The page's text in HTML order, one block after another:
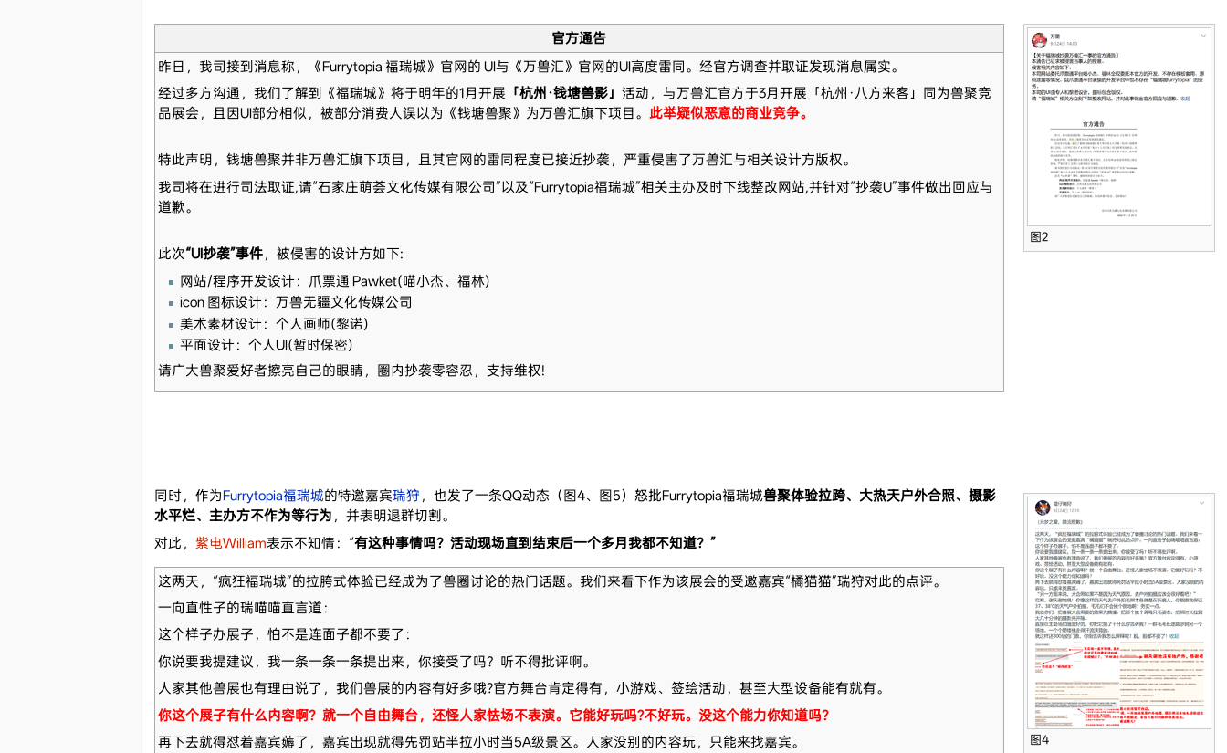
图2
官方通告
昨日，我司接到消息称，《Furrytopia 福瑞城》官网的 UI与《万兽汇》官网的UI高度雷同。经官方调查并取证发现消息属实。
经过多方沟通，我们了解到《福瑞城》将于明年的1月开展 「杭州·钱塘兽影」 活动，与万兽汇官方于3月开展「杭州·八方来客」同为兽聚竞
品展会，且因UI部分相似，被部分消费人误以为《钱塘兽聚》为万兽汇旗下项目。 此举疑似恶意的商业竞争。
特此声明，钱塘兽聚并非万兽汇旗下项目，且其官网的雷同程度已接近抄袭，严重侵害了万兽汇与相关设计方版权。
我司将在进行司法取证,请“石家庄萌荟文化传媒有限公司”以及“Furrytopia福瑞城”相关主办及时下线整改网站,并针对“抄袭U”事件做出回应与
道歉。
此次“UI抄袭”事件，被侵害的设计方如下:
网站/程序开发设计：爪票通 Pawket(喵小杰、福林)
icon 图标设计：万兽无疆文化传媒公司
美术素材设计：个人画师(黎诺)
平面设计：个人UI(暂时保密)
请广大兽聚爱好者擦亮自己的眼睛，圈内抄袭零容忍，支持维权!
图4
同时，作为Furrytopia福瑞城的特邀嘉宾瑞狩 ，也发了一条QQ动态（图4、图5）怒批Furrytopia福瑞城兽聚体验拉跨、大热天户外合照、摄影
水平烂、主办方不作为等行为 ，并表明退群切割。
对此， 紫电William表示不知情：“有这种事情吗？活动现场直到结束后一个多月我都不知道？”
这两天，“疯狂福瑞城”的拉胯式体验已经成为了兽圈讨论的热门话题。我们来看下作为该展会的受邀嘉宾“橘猫猫”瑞狩对此的点评。
一向直性子的瑞喵喵直言道：
这个样子办展子，怕不是连面子都不要了：
你说要我提建议，我一条一条一条提出来，你接受了吗？听不得批评啊。
人家其他兽展也有理由说了，我们兽展的内容有好多哦?官方舞台肯定得有，小游戏、签绘活动，甚至大型设备能有就有。
你这个展子有什么内容啊？就一个自由舞台，还怪人家怯场不表演。它能好玩吗?不好玩。没这个能力你知道吗？
再下去就得怼着嘉宾薅了，嘉宾出现就得先罚站半拉小时当5A级景区。人家没别的内容玩，只能来找嘉宾。